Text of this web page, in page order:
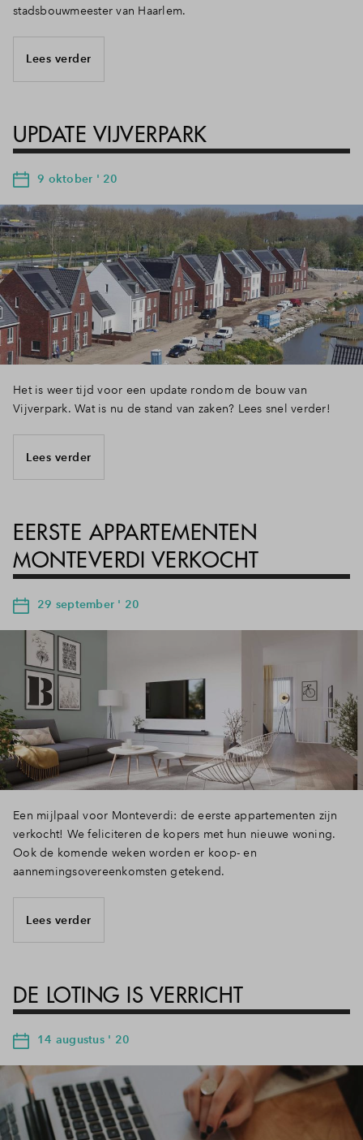
stadsbouwmeester van Haarlem.
Lees verder
UPDATE VIJVERPARK
9 oktober ' 20
Het is weer tijd voor een update rondom de bouw van
Vijverpark. Wat is nu de stand van zaken? Lees snel verder!
Lees verder
EERSTE APPARTEMENTEN
MONTEVERDI VERKOCHT
29 september ' 20
Een mijlpaal voor Monteverdi: de eerste appartementen zijn
verkocht! We feliciteren de kopers met hun nieuwe woning.
Ook de komende weken worden er koop- en
aannemingsovereenkomsten getekend.
Lees verder
DE LOTING IS VERRICHT
14 augustus ' 20